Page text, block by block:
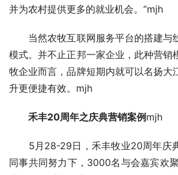
并为农村提供更多的就业机会。“mjh
当然农牧互联网服务平台的搭建与
模式。并不止正邦一家企业，此种营销
牧企业而言，品牌短期内就可以名扬大
升更便捷有效。mjh
禾丰20周年之庆典营销案例mjh
5月28-29日，禾丰牧业20周年庆
同事共同努力下，3000名与会嘉宾欢